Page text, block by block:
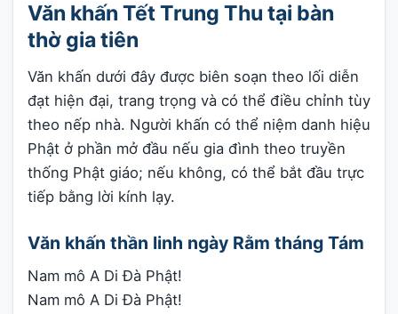
Văn khấn Tết Trung Thu tại bàn
thờ gia tiên
Văn khấn dưới đây được biên soạn theo lối diễn
đạt hiện đại, trang trọng và có thể điều chỉnh tùy
theo nếp nhà. Người khấn có thể niệm danh hiệu
Phật ở phần mở đầu nếu gia đình theo truyền
thống Phật giáo; nếu không, có thể bắt đầu trực
tiếp bằng lời kính lạy.
Văn khấn thần linh ngày Rằm tháng Tám
Nam mô A Di Đà Phật!
Nam mô A Di Đà Phật!